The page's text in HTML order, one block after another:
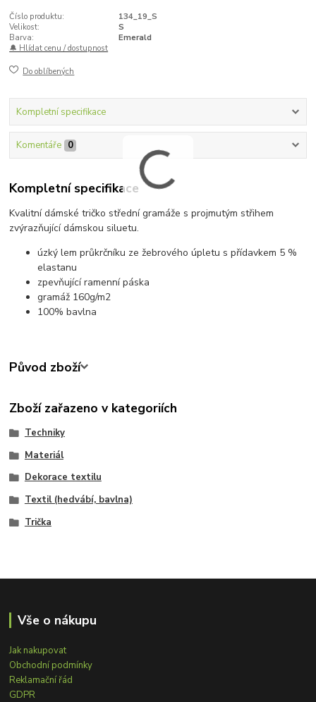
Číslo produktu:
134_19_S
Velikost:
S
Barva:
Emerald
🔔 Hlídat cenu / dostupnost
Do oblíbených
Kompletní specifikace
Komentáře 0
Kompletní specifikace
Kvalitní dámské tričko střední gramáže s projmutým střihem
zvýrazňující dámskou siluetu.
úzký lem průkrčníku ze žebrového úpletu s přídavkem 5 %
elastanu
zpevňující ramenní páska
gramáž 160g/m2
100% bavlna
Původ zboží
Zboží zařazeno v kategoriích
Techniky
Materiál
Dekorace textilu
Textil (hedvábí, bavlna)
Trička
Vše o nákupu
Jak nakupovat
Obchodní podmínky
Reklamační řád
GDPR